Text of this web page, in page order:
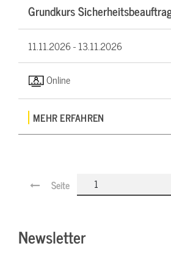
Grundkurs
11.11.2026 -13.11.2026
Online
MEHR ERFAHREN
Seite
Newsletter